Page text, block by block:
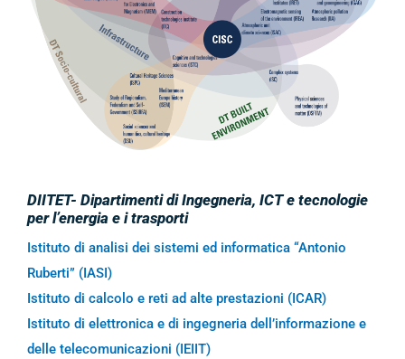
DIITET- Dipartimenti di Ingegneria, ICT e tecnologie
per l’energia e i trasporti
Istituto di analisi dei sistemi ed informatica “Antonio
Ruberti” (IASI)
Istituto di calcolo e reti ad alte prestazioni (ICAR)
Istituto di elettronica e di ingegneria dell’informazione e
delle telecomunicazioni (IEIIT)